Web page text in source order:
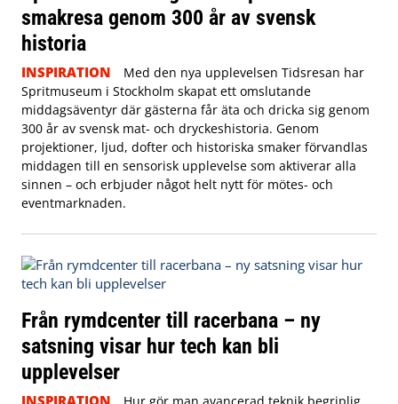
smakresa genom 300 år av svensk
historia
INSPIRATION
Med den nya upplevelsen Tidsresan har
Spritmuseum i Stockholm skapat ett omslutande
middagsäventyr där gästerna får äta och dricka sig genom
300 år av svensk mat- och dryckeshistoria. Genom
projektioner, ljud, dofter och historiska smaker förvandlas
middagen till en sensorisk upplevelse som aktiverar alla
sinnen – och erbjuder något helt nytt för mötes- och
eventmarknaden.
Från rymdcenter till racerbana – ny
satsning visar hur tech kan bli
upplevelser